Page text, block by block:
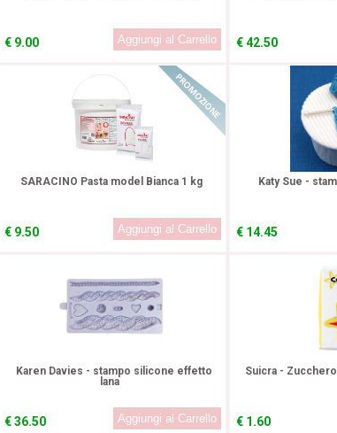
€ 9.00 €42.50
SARACINO Pasta model Bianca 1 kg
€ 9.50
In Promozione!
Katy Sue -
€ 14.45
Karen Davies - stampo silicone effetto
lana
€36.50
Suicra -
€ 1.60